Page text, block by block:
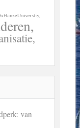
van